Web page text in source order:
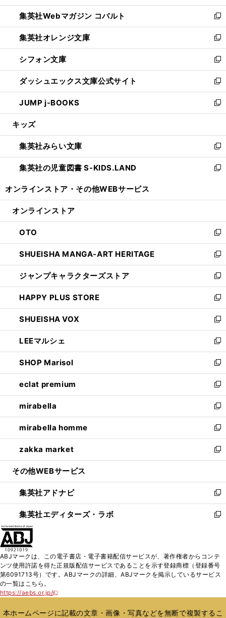
開
く
ウ
で
開
く
ン
ド
ウ
で
開
く
ウ
ィ
ン
ド
ウ
で
開
く
集英社Webマガジン コバルト
新
し
い
ウ
ィ
ン
ド
ウ
で
開
集英社オレンジ文庫
新
し
い
ウ
ィ
ン
ド
ウ
開
く
シフォン文庫
新
し
い
ウ
ィ
ン
ウ
で
開
く
ダッシュエックス文庫公式サイト
新
し
い
ウ
ン
ド
ウ
で
JUMP j-BOOKS
新
し
ウ
ィ
ン
ド
開
キッズ
集英社みらい文庫
新
し
い
ン
ウ
で
開
く
集英社の児童図書 S-KIDS.LAND
新
ウ
ン
ド
ウ
で
開
く
オンラインストア・ その他WEBサービス
オンラインストア
OTO
新
し
い
ウ
ィ
ン
ド
ウ
で
開
く
SHUEISHA MANGA-ART HERITAGE
新
し
い
ウ
ィ
ン
ド
ウ
で
開
く
ジャンプキャラクターズストア
新
し
い
ウ
ィ
ン
ド
ウ
で
開
く
HAPPY PLUS STORE
新
し
い
ウ
ィ
ン
ド
ウ
で
開
く
SHUEISHA VOX
新
し
い
ウ
ィ
ン
ド
ウ
で
開
く
LEEマルシェ
新
し
い
ウ
ィ
ン
ド
ウ
で
開
く
SHOP Marisol
新
し
い
ウ
ィ
ン
ド
ウ
で
開
eclat premium
新
し
い
ウ
ィ
ン
ド
ウ
開
く
mirabella
新
し
い
ウ
ィ
ン
ウ
で
開
く
mirabella homme
新
し
い
ウ
ン
ド
ウ
で
zakka market
新
し
ウ
ィ
ン
ド
く
その他WEBサービス
集英社アドナビ
新
し
い
ド
ウ
で
集英社エディターズ・ラボ
新
ィ
ン
ド
開
ABJマークは、この電子書店・電子書籍配信サービスが、著作権者からコンテ
ンツ使用許諾を得た正規版配信サービスであることを示す登録商標（登録番号
第6091713号）です。ABJマークの詳細、ABJマークを掲示しているサービス
の一覧はこちら。
https://aebs.or.jp/
新
い
本ホームページに記載の文章・画像・写真などを無断で複製するこ